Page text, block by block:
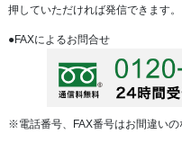
押していただければ発信できます。
●FAXによるお問合せ
※電話番号、FAX番号はお間違いの